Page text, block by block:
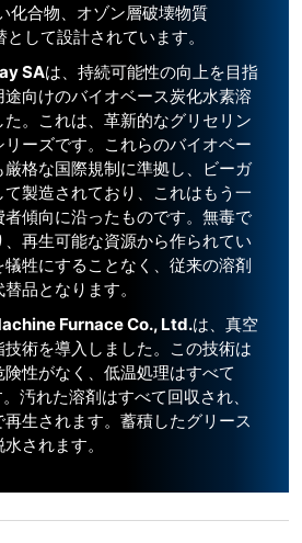
化合物、オゾン層破壊物質
として設計されています。
SAは、持続可能性の向上を目指
途向けのバイオベース炭化水素溶
。これは、革新的なグリセリン
ーズです。これらのバイオベー
厳格な国際規制に準拠し、ビーガ
て製造されており、これはもう一
傾向に沿ったものです。無毒で
再生可能な資源から作られてい
犠牲にすることなく、従来の溶剤
品となります。
Furnace Co., Ltd.は、真空
術を導入しました。この技術は
性がなく、低温処理はすべて
汚れた溶剤はすべて回収され、
生されます。蓄積したグリース
されます。